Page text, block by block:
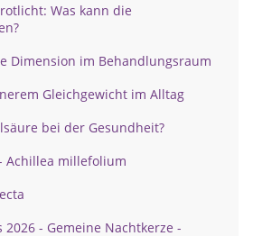
Was kann die
Dimension im Behandlungsraum
Gleichgewicht im Alltag
bei der Gesundheit?
Achillea millefolium
2026 - Gemeine Nachtkerze -